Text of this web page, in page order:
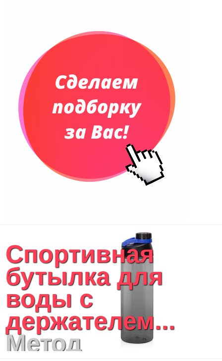
Спортивная
бутылка для
воды с
держателем...
Метод